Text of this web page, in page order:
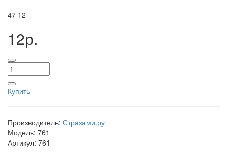
47 12
12р.
Купить
Производитель: Стразами.ру
Модель: 761
Артикул: 761